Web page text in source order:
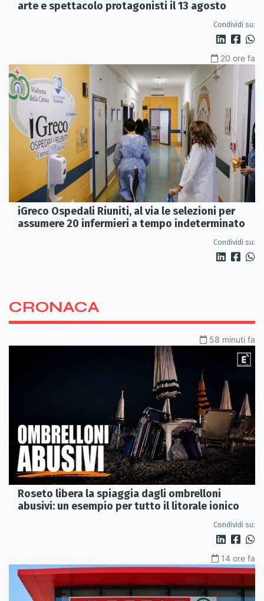
arte e spettacolo protagonisti il 13 agosto
Condividi su:
20 ore fa
iGreco Ospedali Riuniti, al via le selezioni per
assumere 20 infermieri a tempo indeterminato
Condividi su:
CRONACA
58 minuti fa
Roseto libera la spiaggia dagli ombrelloni
abusivi: un esempio per tutto il litorale ionico
Condividi su:
14 ore fa